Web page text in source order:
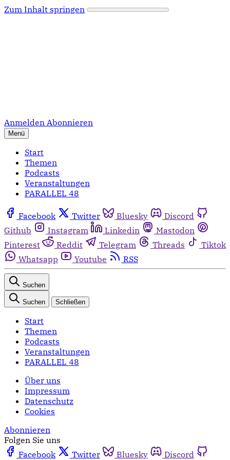
Zum Inhalt springen
Anmelden Abonnieren
Menü
Start
Themen
Podcasts
Veranstaltungen
PARALLEL 48
Facebook Twitter Bluesky
Discord
Github
Instagram Linkedin
Mastodon
Pinterest
Reddit Telegram Threads
Tiktok
Whatsapp
Youtube RSS
Suchen
Suchen Schließen
Start
Themen
Podcasts
Veranstaltungen
PARALLEL 48
Über uns
Impressum
Datenschutz
Cookies
Abonnieren
Folgen Sie uns
Facebook
Twitter Bluesky
Discord